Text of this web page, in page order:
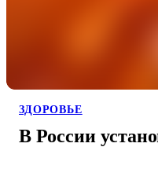
ЗДОРОВЬЕ
В России